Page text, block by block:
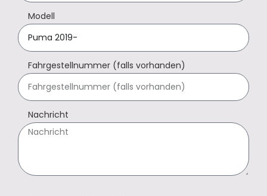
Modell
Fahrgestellnummer (falls vorhanden)
Nachricht